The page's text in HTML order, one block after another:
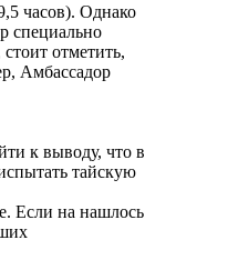
часов). Однако
специально
отметить,
Амбассадор
к выводу, что в
тайскую
Если на нашлось